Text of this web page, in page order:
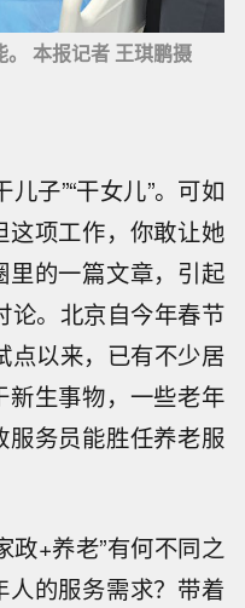
本报记者 王琪鹏摄
子”“干女儿”。可如
项工作，你敢让她
的一篇文章，引起
论。北京自今年春节
点以来，已有不少居
生事物，一些老年
务员能胜任养老服
政+养老”有何不同之
的服务需求？带着